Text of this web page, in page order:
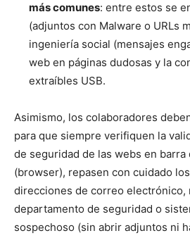
más comunes: entre estos se
(adjuntos con Malware o URLs
ingeniería social (mensajes
web en páginas dudosas y la
extraíbles USB.
Asimismo, los colaboradores
para que siempre verifiquen la
de seguridad de las webs en barra
(browser), repasen con cuidado
direcciones de correo electrónico,
departamento de seguridad o
sospechoso (sin abrir adjuntos ni